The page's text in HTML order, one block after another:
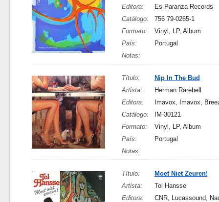
Editora:
Es Paranza Records
Catálogo:
756 79-0265-1
Formato:
Vinyl, LP, Album
País:
Portugal
Notas:
Título:
Nip In The Bud
Artista:
Herman Rarebell
Editora:
Imavox, Imavox,
Catálogo:
IM-30121
Formato:
Vinyl, LP, Album
País:
Portugal
Notas:
Título:
Moet Niet Zeuren!
Artista:
Tol Hansse
Editora:
CNR, Lucassound,